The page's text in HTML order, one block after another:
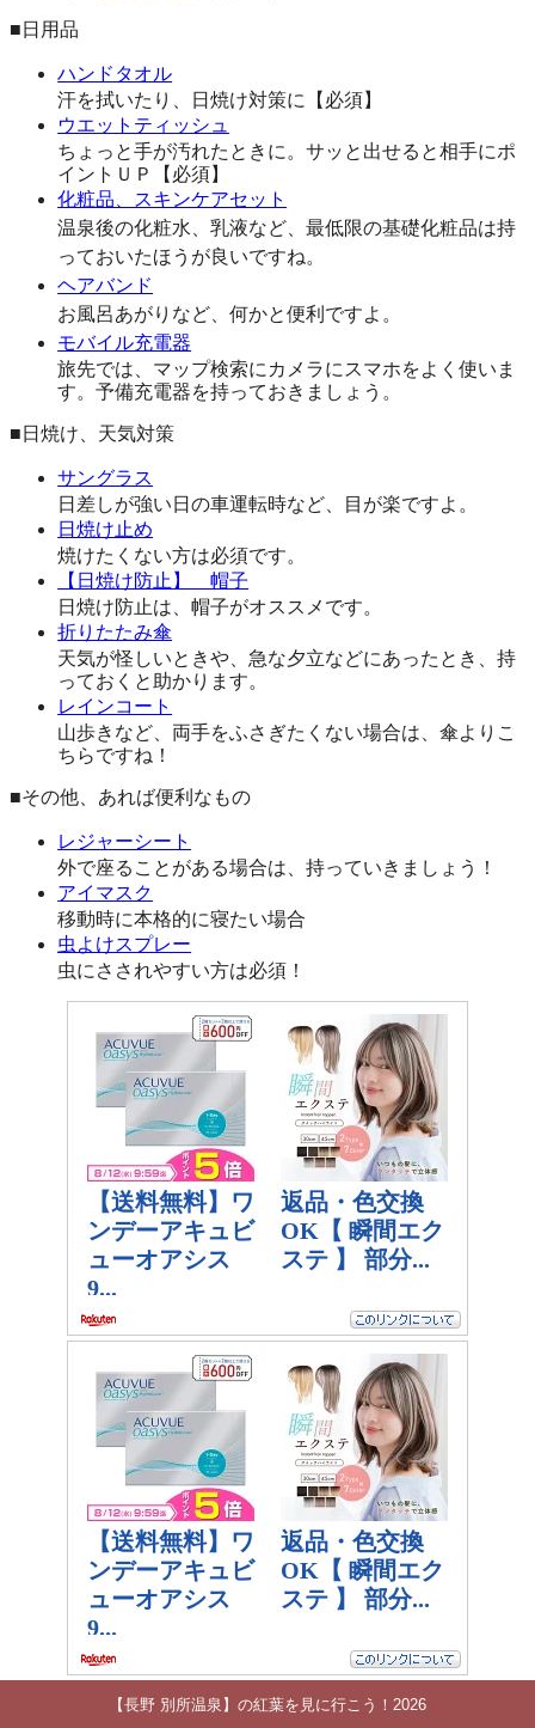
■日用品
ハンドタオル
汗を拭いたり、日焼け対策に【必須】
ウエットティッシュ
ちょっと手が汚れたときに。サッと出せると相手にポ
イントＵＰ【必須】
化粧品、スキンケアセット
温泉後の化粧水、乳液など、最低限の基礎化粧品は持
っておいたほうが良いですね。
ヘアバンド
お風呂あがりなど、何かと便利ですよ。
モバイル充電器
旅先では、マップ検索にカメラにスマホをよく使いま
す。予備充電器を持っておきましょう。
■日焼け、天気対策
サングラス
日差しが強い日の車運転時など、目が楽ですよ。
日焼け止め
焼けたくない方は必須です。
【日焼け防止】 帽子
日焼け防止は、帽子がオススメです。
折りたたみ傘
天気が怪しいときや、急な夕立などにあったとき、持
っておくと助かります。
レインコート
山歩きなど、両手をふさぎたくない場合は、傘よりこ
ちらですね！
■その他、あれば便利なもの
レジャーシート
外で座ることがある場合は、持っていきましょう！
アイマスク
移動時に本格的に寝たい場合
虫よけスプレー
虫にさされやすい方は必須！
【長野 別所温泉】の紅葉を見に行こう！2026